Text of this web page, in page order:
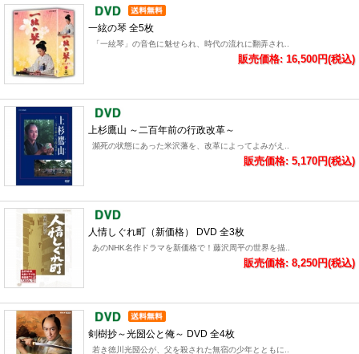
一絃の琴 全5枚
「一絃琴」の音色に魅せられ、時代の流れに翻弄され..
販売価格: 16,500円(税込)
上杉鷹山 ～二百年前の行政改革～
瀕死の状態にあった米沢藩を、改革によってよみがえ..
販売価格: 5,170円(税込)
人情しぐれ町（新価格） DVD 全3枚
あのNHK名作ドラマを新価格で！藤沢周平の世界を描..
販売価格: 8,250円(税込)
剣樹抄～光圀公と俺～ DVD 全4枚
若き徳川光圀公が、父を殺された無宿の少年とともに..